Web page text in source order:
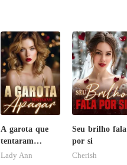
A garota que
tentaram
apagar
Lady Ann
Seu brilho fala
por si
Cherish